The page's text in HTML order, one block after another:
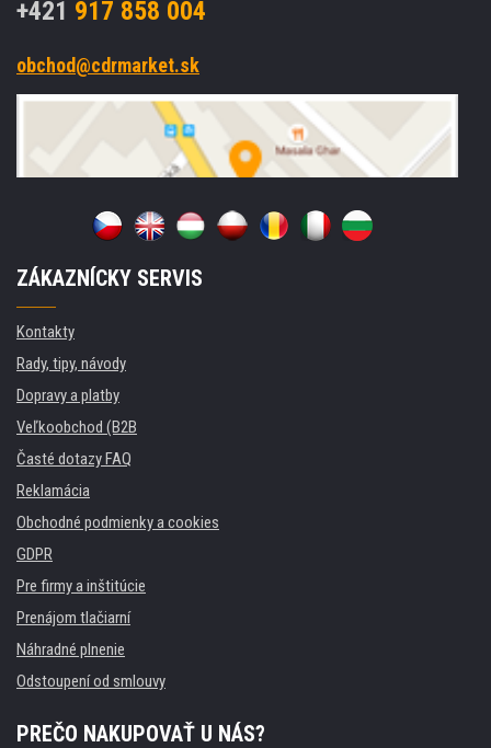
+421 917 858 004
obchod@cdrmarket.sk
ZÁKAZNÍCKY SERVIS
Kontakty
Rady, tipy, návody
Dopravy a platby
Veľkoobchod (B2B
Časté dotazy FAQ
Reklamácia
Obchodné podmienky a cookies
GDPR
Pre firmy a inštitúcie
Prenájom tlačiarní
Náhradné plnenie
Odstoupení od smlouvy
PREČO NAKUPOVAŤ U NÁS?